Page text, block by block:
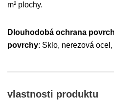
m² plochy.
Dlouhodobá ochrana
povrchy: Sklo, nerezová
vlastnosti produktu